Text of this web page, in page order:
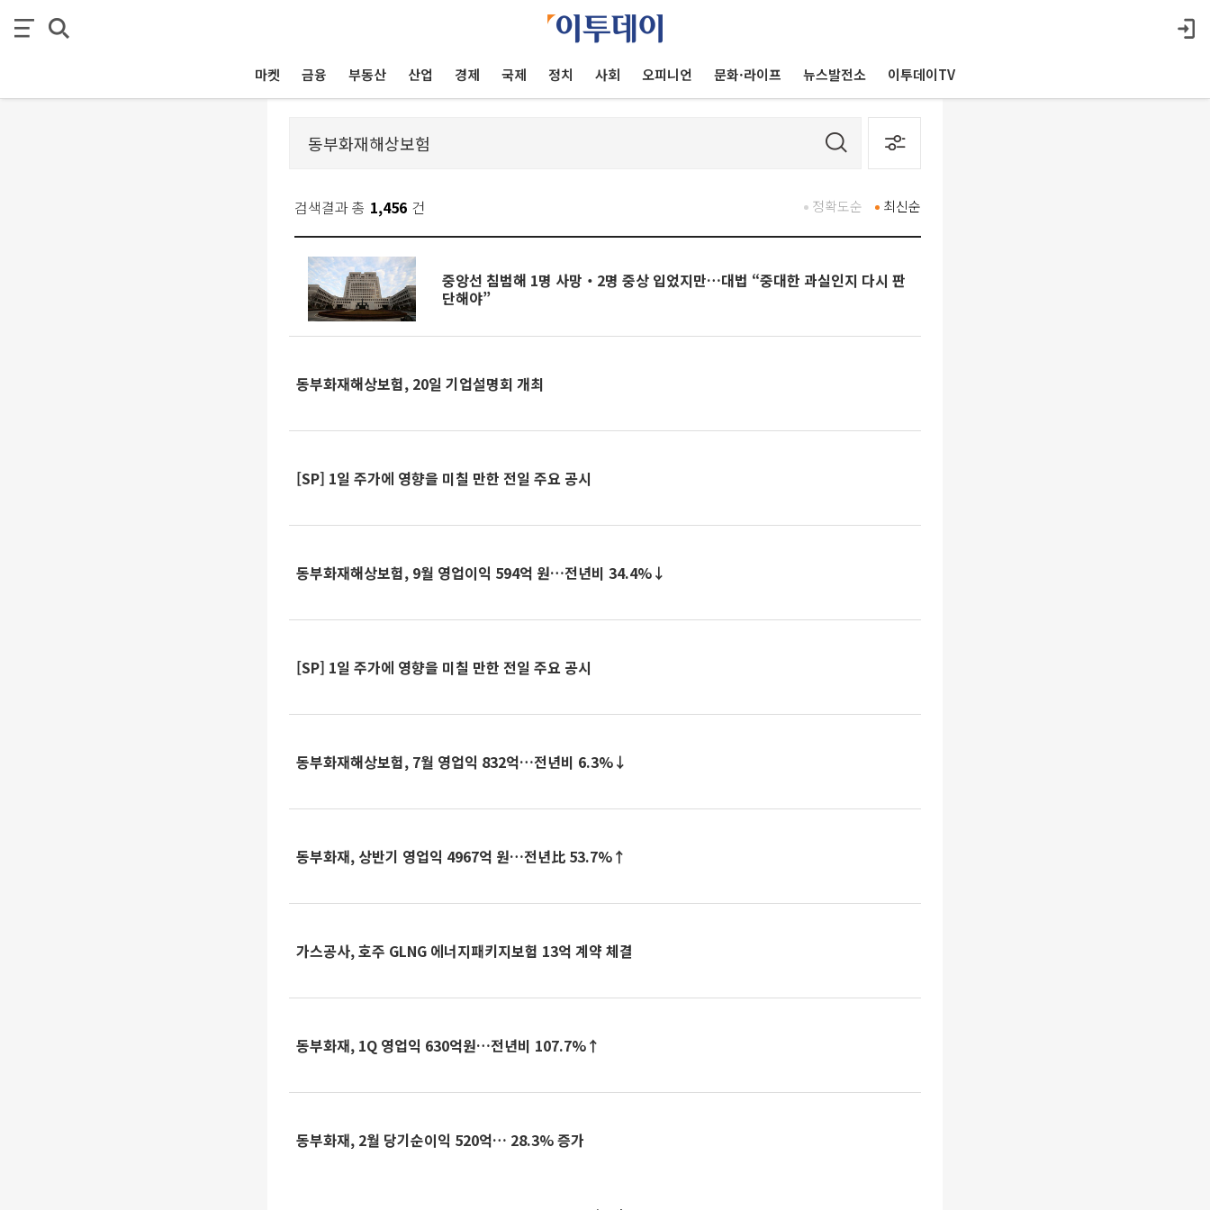
마켓 금융 부동산 산업 경제 국제 정치 사회 오피니언 문화·라이프 뉴스발전소 이투데이TV
검색결과 총 1,456 건 최신순
정확도순
중앙선 침범해 1명 사망‧2명 중상 입었지만…대법 “중대한 과실인지 다시 판
단해야”
동부화재해상보험, 20일 기업설명회 개최
[SP] 1일 주가에 영향을 미칠 만한 전일 주요 공시
동부화재해상보험, 9월 영업이익 594억 원…전년비 34.4%↓
[SP] 1일 주가에 영향을 미칠 만한 전일 주요 공시
동부화재해상보험, 7월 영업익 832억…전년비 6.3%↓
동부화재, 상반기 영업익 4967억 원…전년比 53.7%↑
가스공사, 호주 GLNG 에너지패키지보험 13억 계약 체결
동부화재, 1Q 영업익 630억원…전년비 107.7%↑
동부화재, 2월 당기순이익 520억… 28.3% 증가